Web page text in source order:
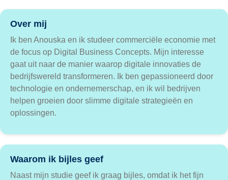
Over mij
Ik ben Anouska en ik studeer commerciële economie met
de focus op Digital Business Concepts. Mijn interesse
gaat uit naar de manier waarop digitale innovaties de
bedrijfswereld transformeren. Ik ben gepassioneerd door
technologie en ondernemerschap, en ik wil bedrijven
helpen groeien door slimme digitale strategieën en
oplossingen.
Waarom ik bijles geef
Naast mijn studie geef ik graag bijles, omdat ik het fijn